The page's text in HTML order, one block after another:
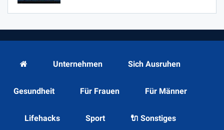
Unternehmen Sich Ausruhen
Gesundheit Für Frauen Für Männer
Lifehacks Sport 🔌 Sonstiges